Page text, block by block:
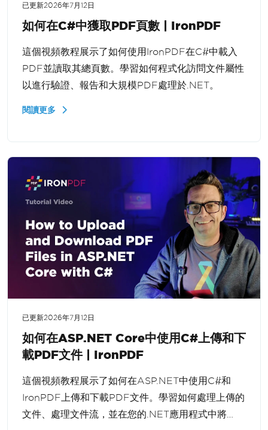
已更新2026年7月12日
如何在C#中獲取PDF頁數 | IronPDF
這個視頻教程展示了如何使用IronPDF在C#中載入
PDF並讀取其總頁數。學習如何程式化訪問文件屬性
以進行驗證、報告和大規模PDF處理於.NET。
閱讀更多
已更新2026年7月12日
如何在ASP.NET Core中使用C#上傳和下
載PDF文件 | IronPDF
這個視頻教程展示了如何在ASP.NET中使用C#和
IronPDF上傳和下載PDF文件。學習如何處理上傳的
文件、處理文件流，並在您的.NET應用程式中將